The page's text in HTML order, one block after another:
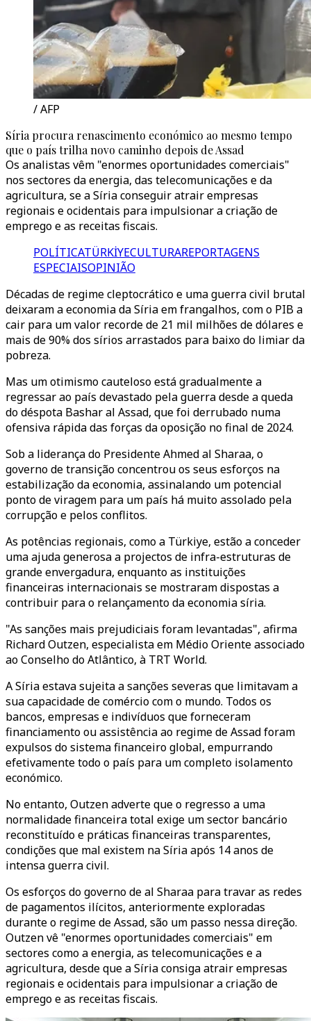
/ AFP
Síria procura renascimento económico ao mesmo tempo
que o país trilha novo caminho depois de Assad
Os analistas vêm "enormes oportunidades comerciais"
nos sectores da energia, das telecomunicações e da
agricultura, se a Síria conseguir atrair empresas
regionais e ocidentais para impulsionar a criação de
emprego e as receitas fiscais.
POLÍTICATÜRKİYECULTURAREPORTAGENS
ESPECIAISOPINIÃO
Décadas de regime cleptocrático e uma guerra civil brutal
deixaram a economia da Síria em frangalhos, com o PIB a
cair para um valor recorde de 21 mil milhões de dólares e
mais de 90% dos sírios arrastados para baixo do limiar da
pobreza.
Mas um otimismo cauteloso está gradualmente a
regressar ao país devastado pela guerra desde a queda
do déspota Bashar al Assad, que foi derrubado numa
ofensiva rápida das forças da oposição no final de 2024.
Sob a liderança do Presidente Ahmed al Sharaa, o
governo de transição concentrou os seus esforços na
estabilização da economia, assinalando um potencial
ponto de viragem para um país há muito assolado pela
corrupção e pelos conflitos.
As potências regionais, como a Türkiye, estão a conceder
uma ajuda generosa a projectos de infra-estruturas de
grande envergadura, enquanto as instituições
financeiras internacionais se mostraram dispostas a
contribuir para o relançamento da economia síria.
"As sanções mais prejudiciais foram levantadas", afirma
Richard Outzen, especialista em Médio Oriente associado
ao Conselho do Atlântico, à TRT World.
A Síria estava sujeita a sanções severas que limitavam a
sua capacidade de comércio com o mundo. Todos os
bancos, empresas e indivíduos que forneceram
financiamento ou assistência ao regime de Assad foram
expulsos do sistema financeiro global, empurrando
efetivamente todo o país para um completo isolamento
económico.
No entanto, Outzen adverte que o regresso a uma
normalidade financeira total exige um sector bancário
reconstituído e práticas financeiras transparentes,
condições que mal existem na Síria após 14 anos de
intensa guerra civil.
Os esforços do governo de al Sharaa para travar as redes
de pagamentos ilícitos, anteriormente exploradas
durante o regime de Assad, são um passo nessa direção.
Outzen vê "enormes oportunidades comerciais" em
sectores como a energia, as telecomunicações e a
agricultura, desde que a Síria consiga atrair empresas
regionais e ocidentais para impulsionar a criação de
emprego e as receitas fiscais.